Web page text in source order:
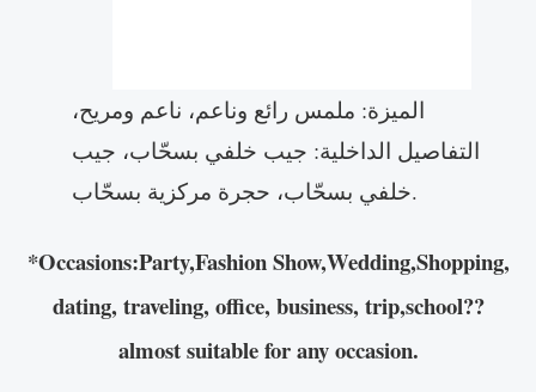
الميزة: ملمس رائع وناعم، ناعم ومريح،
التفاصيل الداخلية: جيب خلفي بسحّاب، جيب
خلفي بسحّاب، حجرة مركزية بسحّاب.
*Occasions:Party,Fashion Show,Wedding,Shopping,
dating, traveling, office, business, trip,school??
almost suitable for any occasion.